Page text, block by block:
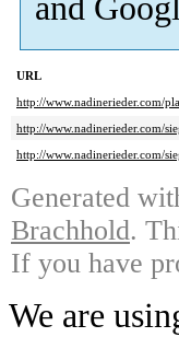
and
URL
http://www.nadinerieder.com/
http://www.nadinerieder.com/
http://www.nadinerieder.com/
Generated
Brachhold.
If you have
We are